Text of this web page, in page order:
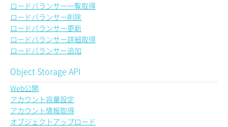
ロードバランサー一覧取得
ロードバランサー削除
ロードバランサー更新
ロードバランサー詳細取得
ロードバランサー追加
Object Storage API
Web公開
アカウント容量設定
アカウント情報取得
オブジェクトアップロード